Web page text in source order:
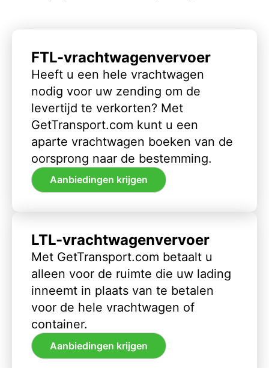
FTL-vrachtwagenvervoer
Heeft u een hele vrachtwagen
nodig voor uw zending om de
levertijd te verkorten? Met
GetTransport.com kunt u een
aparte vrachtwagen boeken van de
oorsprong naar de bestemming.
Aanbiedingen krijgen
LTL-vrachtwagenvervoer
Met GetTransport.com betaalt u
alleen voor de ruimte die uw lading
inneemt in plaats van te betalen
voor de hele vrachtwagen of
container.
Aanbiedingen krijgen